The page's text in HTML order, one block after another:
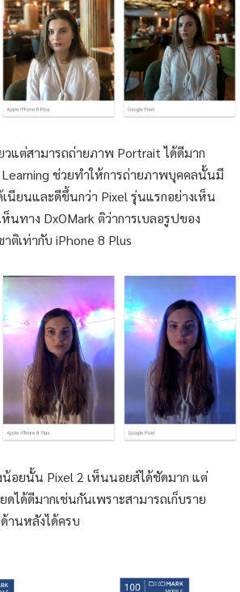
วแต่สามารถถ่ายภาพ Portrait ได้ดีมาก
Learning ช่วยทำให้การถ่ายภาพบุคคลนั้นมี
เนียนและดีขึ้นกว่า Pixel รุ่นแรกอย่างเห็น
นทาง DxOMark ติว่าการเบลอรูปของ
ติเท่ากับ iPhone 8 Plus
อยนั้น Pixel 2 เห็นนอยส์ได้ชัดมาก แต่
ดได้ดีมากเช่นกันเพราะสามารถเก็บราย
านหลังได้ครบ